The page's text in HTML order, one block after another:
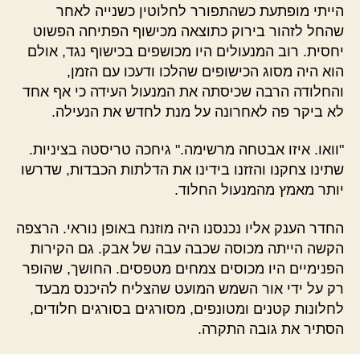
הייתי מופתעת כשהתפורר לחלוטין כשנייה לאחר
שהחל לזהור בירוק כתוצאה מכישוף הפתיחה הפשוט
יחסית. רוב המנעולים היו מכושפים בכישוף נגד, אולם
הוא היה מסוג הכישופים שהלכו ודעכו עם הזמן,
והחלודה הרבה שכיסתה את המנעול העידה כי אף אחד
לא ביקר פה לאחרונה על מנת לחדש את הנעילה.
"וואו. איזו אבטחה מרשימה." גיחכה טריסטה בציניות.
שתינו צחקנו והזזנו בידינו את הדלתות הכבדות, שדרשו
יותר מאמץ מהמנעול החלוד.
החדר הענק אליו נכנסנו היה מוזנח באופן נוראי. הרצפה
הקשה הייתה מכוסה שכבה עבה של אבק. גם הקירות
הפנימיים היו מכוסים צמחים מטפסים. החושך, שהופר
רק על ידי אור השמש המועט שהצליח להיכנס מבעד
לחלונות קטנים ומטונפים, מסורגים בסורגים חלודים,
הסתיר את גובה התקרה.